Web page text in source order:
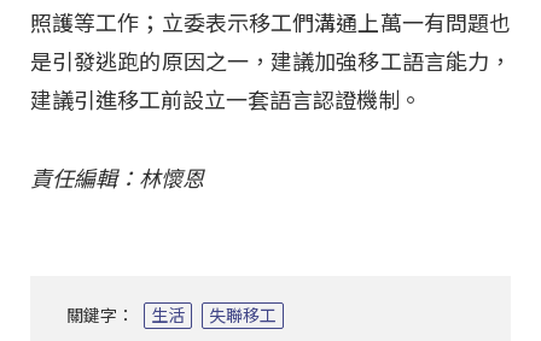
照護等工作；立委表示移工們溝通上萬一有問題也
是引發逃跑的原因之一，建議加強移工語言能力，
建議引進移工前設立一套語言認證機制。
責任編輯：林懷恩
關鍵字： 生活 失聯移工